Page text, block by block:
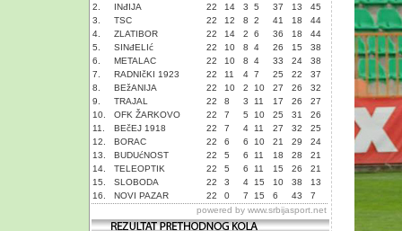
2.
INđIJA 22 14 3 5 37 13
45
3.
TSC 22 12 8 2 41 18
44
4.
ZLATIBOR 22 14 2 6 36 18
44
5.
SINđELIć 22 10 8 4 26 15
38
6.
METALAC 22 10 8 4 33 24
38
7.
RADNIčKI 1923 22 11 4 7 25 22
37
8.
BEžANIJA 22 10 2 10 27 26
32
9.
TRAJAL 22 8 3 11 17 26
27
10.
OFK ŽARKOVO 22 7 5 10 25 31
26
11.
BEčEJ 1918 22 7 4 11 27 32
25
12.
BORAC 22 6 6 10 21 29
24
13.
BUDUćNOST 22 5 6 11 18 28
21
14.
TELEOPTIK 22 5 6 11 15 26
21
15.
SLOBODA 22 3 4 15 10 38
13
16.
NOVI PAZAR 22 0 7 15 6 43
7
powered by www.srbijasport.net